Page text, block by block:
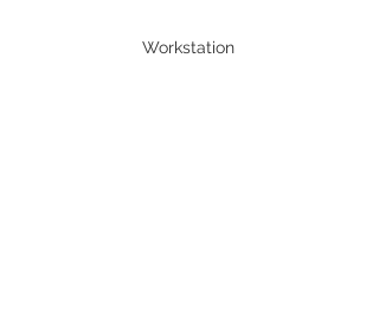
Workstation